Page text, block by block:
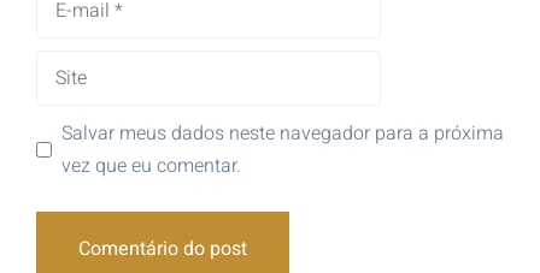
Salvar meus dados neste navegador para a próxima
vez que eu comentar.